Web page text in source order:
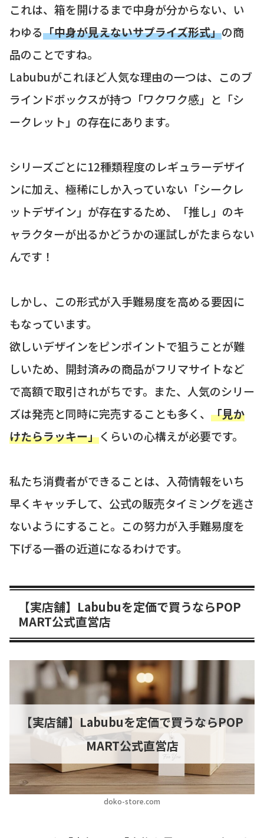
これは、箱を開けるまで中身が分からない、い
わゆる「中身が見えないサプライズ形式」の商
品のことですね。
Labubuがこれほど人気な理由の一つは、このブ
ラインドボックスが持つ「ワクワク感」と「シ
ークレット」の存在にあります。
シリーズごとに12種類程度のレギュラーデザイ
ンに加え、極稀にしか入っていない「シークレ
ットデザイン」が存在するため、「推し」のキ
ャラクターが出るかどうかの運試しがたまらない
んです！
しかし、この形式が入手難易度を高める要因に
もなっています。
欲しいデザインをピンポイントで狙うことが難
しいため、開封済みの商品がフリマサイトなど
で高額で取引されがちです。また、人気のシリー
ズは発売と同時に完売することも多く、 「見か
けたらラッキー」くらいの心構えが必要です。
私たち消費者ができることは、入荷情報をいち
早くキャッチして、公式の販売タイミングを逃さ
ないようにすること。この努力が入手難易度を
下げる一番の近道になるわけです。
【実店舗】Labubuを定価で買うならPOP
MART公式直営店
doko-store.com
【実店舗】Labubuを定価で買うならPOP
MART公式直営店